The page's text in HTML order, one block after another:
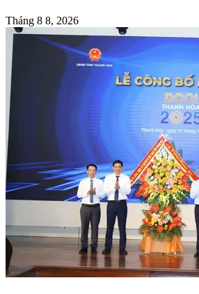
Tháng 8 8, 2026